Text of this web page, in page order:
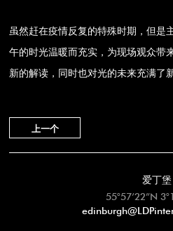
虽然赶在疫情反复的特殊时期，但是
午的时光温暖而充实，为现场观众带
新的解读，同时也对光的未来充满了
上一个
爱丁堡
55°57’22”N